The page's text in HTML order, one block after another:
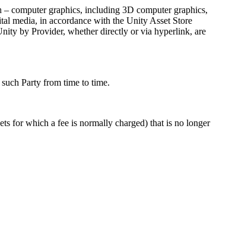
computer graphics, including 3D computer graphics,
media, in accordance with the Unity Asset Store
by Provider, whether directly or via hyperlink, are
Party from time to time.
for which a fee is normally charged) that is no longer